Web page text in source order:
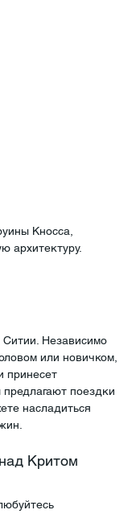
Кносса,
архитектуру.
Ситии. Независимо
или новичком,
принесет
поездки
насладиться
Критом